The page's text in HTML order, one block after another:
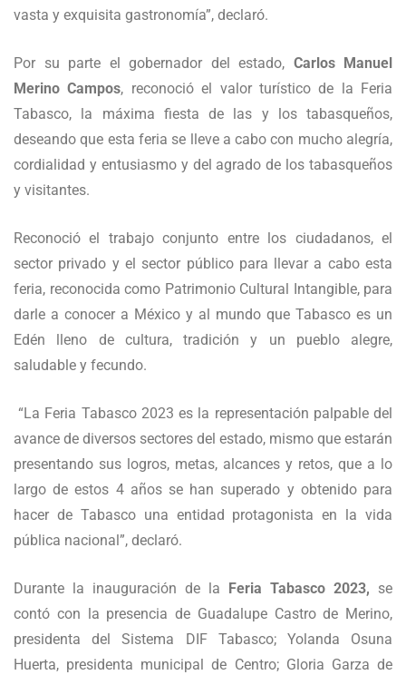
vasta y exquisita gastronomía”, declaró.
Por su parte el gobernador del estado, Carlos Manuel
Merino Campos, reconoció el valor turístico de la Feria
Tabasco, la máxima fiesta de las y los tabasqueños,
deseando que esta feria se lleve a cabo con mucho alegría,
cordialidad y entusiasmo y del agrado de los tabasqueños
y visitantes.
Reconoció el trabajo conjunto entre los ciudadanos, el
sector privado y el sector público para llevar a cabo esta
feria, reconocida como Patrimonio Cultural Intangible, para
darle a conocer a México y al mundo que Tabasco es un
Edén lleno de cultura, tradición y un pueblo alegre,
saludable y fecundo.
“La Feria Tabasco 2023 es la representación palpable del
avance de diversos sectores del estado, mismo que estarán
presentando sus logros, metas, alcances y retos, que a lo
largo de estos 4 años se han superado y obtenido para
hacer de Tabasco una entidad protagonista en la vida
pública nacional”, declaró.
Durante la inauguración de la Feria Tabasco 2023, se
contó con la presencia de Guadalupe Castro de Merino,
presidenta del Sistema DIF Tabasco; Yolanda Osuna
Huerta, presidenta municipal de Centro; Gloria Garza de